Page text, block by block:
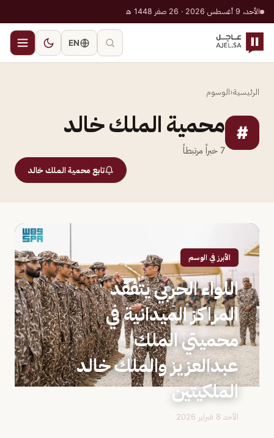
الأحد، 9 أغسطس 2026 · 26 صفر 1448 هـ
EN
الرئيسية‹الوسوم
# محمية الملك خالد
7 خبراً مرتبطاً
تابع محمية الملك خالد
الأبرز في الوسم
‏اللواء الحربي يتفقد
المراكز الميدانية في
محميتي الملك
عبدالعزيز والملك خالد
الملكيتين
الأحد 8 فبراير 2026